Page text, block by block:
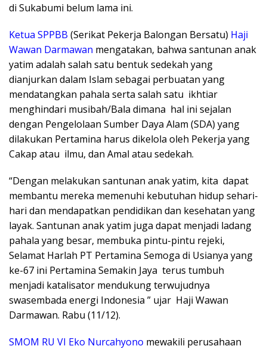
di Sukabumi belum lama ini.
Ketua SPPBB (Serikat Pekerja Balongan Bersatu) Haji
Wawan Darmawan mengatakan, bahwa santunan anak
yatim adalah salah satu bentuk sedekah yang
dianjurkan dalam Islam sebagai perbuatan yang
mendatangkan pahala serta salah satu ikhtiar
menghindari musibah/Bala dimana hal ini sejalan
dengan Pengelolaan Sumber Daya Alam (SDA) yang
dilakukan Pertamina harus dikelola oleh Pekerja yang
Cakap atau ilmu, dan Amal atau sedekah.
“Dengan melakukan santunan anak yatim, kita dapat
membantu mereka memenuhi kebutuhan hidup sehari-
hari dan mendapatkan pendidikan dan kesehatan yang
layak. Santunan anak yatim juga dapat menjadi ladang
pahala yang besar, membuka pintu-pintu rejeki,
Selamat Harlah PT Pertamina Semoga di Usianya yang
ke-67 ini Pertamina Semakin Jaya terus tumbuh
menjadi katalisator mendukung terwujudnya
swasembada energi Indonesia ” ujar Haji Wawan
Darmawan. Rabu (11/12).
SMOM RU VI Eko Nurcahyono mewakili perusahaan